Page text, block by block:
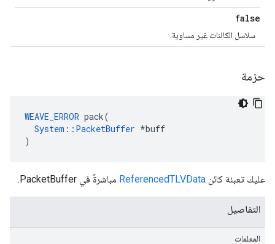
false
سلاسل الكائنات غير مساوية.
حزمة
WEAVE_ERROR pack(
System::PacketBuffer *buff
)
عليك تعبئة كائن ReferencedTLVData مباشرةً في PacketBuffer.
التفاصيل
المعلمات